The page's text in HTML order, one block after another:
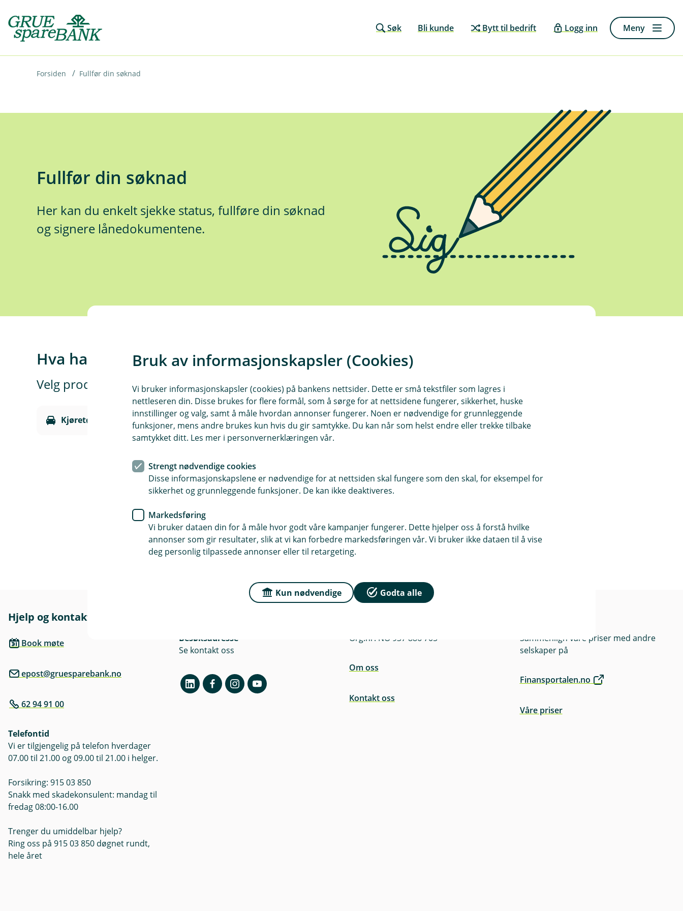
Søk Bli kunde Bytt til bedrift Logg inn Meny
Forsiden Fullfør din søknad
Fullfør din søknad
Her kan du enkelt sjekke status, fullføre din søknad
og signere lånedokumentene.
Hva har du søkt om?
Velg produktet du har søkt om for å komme videre til søknadsoversikten.
Kjøretøylån
Hjelp og kontakt
Book møte
epost@gruesparebank.no
62 94 91 00
Telefontid
Vi er tilgjengelig på telefon hverdager
07.00 til 21.00 og 09.00 til 21.00 i helger.
Forsikring: 915 03 850
Snakk med skadekonsulent: mandag til
fredag 08:00-16.00
Trenger du umiddelbar hjelp?
Ring oss på 915 03 850 døgnet rundt,
hele året
Besøksadresse
Se kontakt oss
Org.nr: NO 937 886 705
Om oss
Kontakt oss
Sammenlign våre priser med andre
selskaper på
Finansportalen.no
Våre priser
Bruk av informasjonskapsler (Cookies)
Vi bruker informasjonskapsler (cookies) på bankens nettsider. Dette er små tekstfiler som lagres i
nettleseren din. Disse brukes for flere formål, som å sørge for at nettsidene fungerer, sikkerhet, huske
innstillinger og valg, samt å måle hvordan annonser fungerer. Noen er nødvendige for grunnleggende
funksjoner, mens andre brukes kun hvis du gir samtykke. Du kan når som helst endre eller trekke tilbake
samtykket ditt. Les mer i personvernerklæringen vår.
Strengt nødvendige cookies
Disse informasjonskapslene er nødvendige for at nettsiden skal fungere som den skal, for eksempel for
sikkerhet og grunnleggende funksjoner. De kan ikke deaktiveres.
Markedsføring
Vi bruker dataen din for å måle hvor godt våre kampanjer fungerer. Dette hjelper oss å forstå hvilke
annonser som gir resultater, slik at vi kan forbedre markedsføringen vår. Vi bruker ikke dataen til å vise
deg personlig tilpassede annonser eller til retargeting.
Kun nødvendige Godta alle